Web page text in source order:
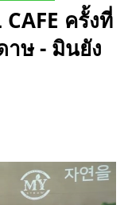
ครั้งที่
าษ - มินยัง